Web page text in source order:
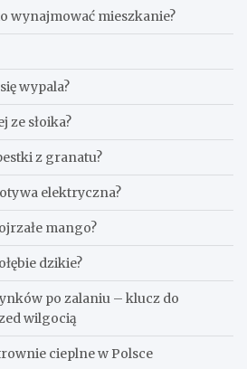
wynajmować mieszkanie?
wypala?
ze słoika?
z granatu?
elektryczna?
mango?
dzikie?
po zalaniu – klucz do
wilgocią
cieplne w Polsce